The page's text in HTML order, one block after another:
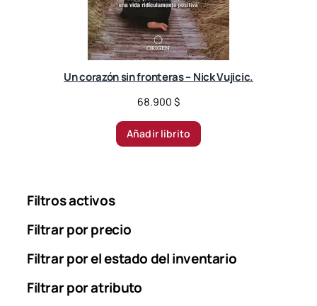
Un corazón sin fronteras – Nick Vujicic.
68.900 $
Añadir librito
Filtros activos
Filtrar por precio
Filtrar por el estado del inventario
Filtrar por atributo